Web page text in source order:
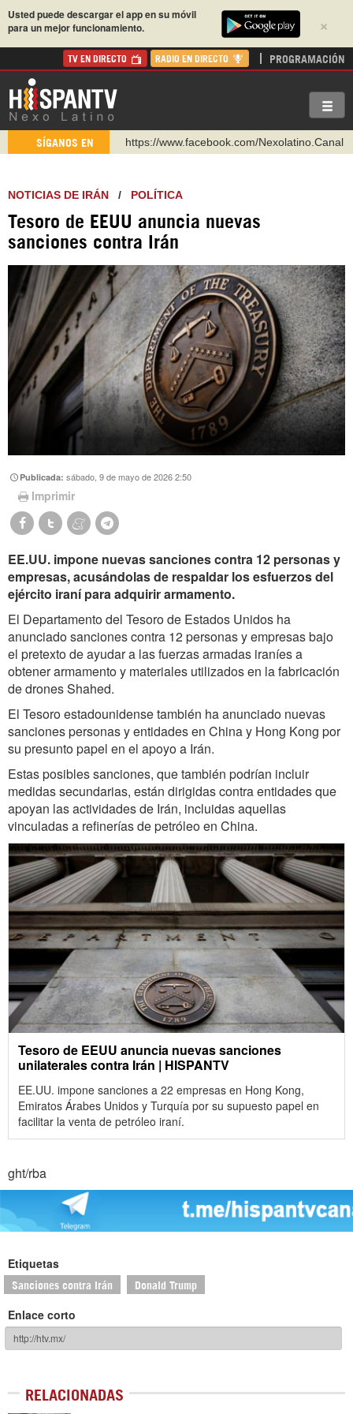
×
Usted puede descargar el app en su móvil
para un mejor funcionamiento.
TV EN DIRECTO RADIO EN DIRECTO PROGRAMACIÓN
SÍGANOS EN
https://www.facebook.com/Nexolatino.Canal
http://twitter.com/nexo_latino
https://t.me/hispantvcanal
https://urmedium.com/c/hispantv
Instagram como: hispan_tv
NOTICIAS DE IRÁN / POLÍTICA
Tesoro de EEUU anuncia nuevas
sanciones contra Irán
Publicada:sábado, 9 de mayo de 2026 2:50
Imprimir
EE.UU. impone nuevas sanciones contra 12 personas y
empresas, acusándolas de respaldar los esfuerzos del
ejército iraní para adquirir armamento.
El Departamento del Tesoro de Estados Unidos ha
anunciado sanciones contra 12 personas y empresas bajo
el pretexto de ayudar a las fuerzas armadas iraníes a
obtener armamento y materiales utilizados en la fabricación
de drones Shahed.
El Tesoro estadounidense también ha anunciado nuevas
sanciones personas y entidades en China y Hong Kong por
su presunto papel en el apoyo a Irán.
Estas posibles sanciones, que también podrían incluir
medidas secundarias, están dirigidas contra entidades que
apoyan las actividades de Irán, incluidas aquellas
vinculadas a refinerías de petróleo en China.
Tesoro de EEUU anuncia nuevas sanciones
unilaterales contra Irán | HISPANTV
EE.UU. impone sanciones a 22 empresas en Hong Kong,
Emiratos Árabes Unidos y Turquía por su supuesto papel en
facilitar la venta de petróleo iraní.
ght/rba
Etiquetas
Sanciones contra Irán Donald Trump
Enlace corto
RELACIONADAS